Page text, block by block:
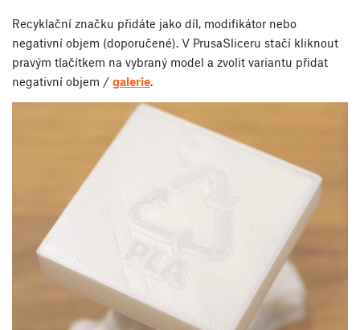
Recyklační značku přidáte jako díl, modifikátor nebo
negativní objem (doporučené). V PrusaSliceru stačí kliknout
pravým tlačítkem na vybraný model a zvolit variantu přidat
negativní objem / galerie.